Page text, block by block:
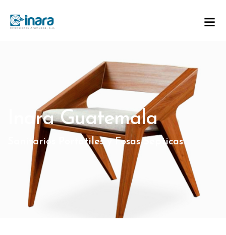
Inara Guatemala
Sanitarios Portátiles y Fosas Septicas